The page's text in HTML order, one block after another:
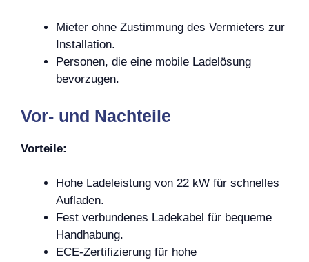
Mieter ohne Zustimmung des Vermieters zur
Installation.
Personen, die eine mobile Ladelösung
bevorzugen.
Vor- und Nachteile
Vorteile:
Hohe Ladeleistung von 22 kW für schnelles
Aufladen.
Fest verbundenes Ladekabel für bequeme
Handhabung.
ECE-Zertifizierung für hohe